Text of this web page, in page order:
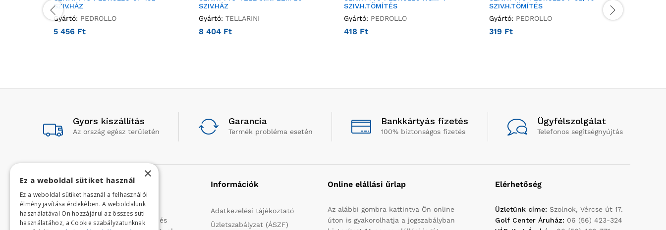
SZIV.HÁZ
Gyártó: PEDROLLO
5 456 Ft
SZIV.HÁZ
Gyártó: TELLARINI
8 404 Ft
SZIV.H.TÖMÍTÉS
Gyártó: PEDROLLO
418 Ft
SZIV.H.TÖMÍTÉS
Gyártó: PEDROLLO
319 Ft
Gyors kiszállítás
Az ország egész területén
Garancia
Termék probléma esetén
Bankkártyás fizetés
100% biztonságos fizetés
Ügyfélszolgálat
Telefonos segítségnyújtás
Rólunk
Profilunk a mezőgazdasági, kerti
kisgépek és egyéb iparcikkek kis- és
Információk
Adatkezelési tájékoztató
Üzletszabályzat (ÁSZF)
Online elállási űrlap
Az alábbi gombra kattintva Ön online
úton is gyakorolhatja a jogszabályban
Elérhetőség
Üzletünk címe: Szolnok, Vércse út 17.
Golf Center Áruház: 06 (56) 423-324
×
Ez a weboldal sütiket használ
Ez a weboldal sütiket használ a felhasználói
élmény javítása érdekében. A weboldalunk
használatával Ön hozzájárul az összes süti
használatához, a Cookie szabályzatunknak